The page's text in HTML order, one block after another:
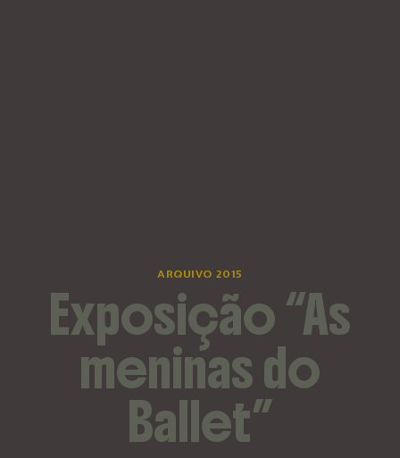
ARQUIVO 2015
Exposição “As
meninas do
Ballet”